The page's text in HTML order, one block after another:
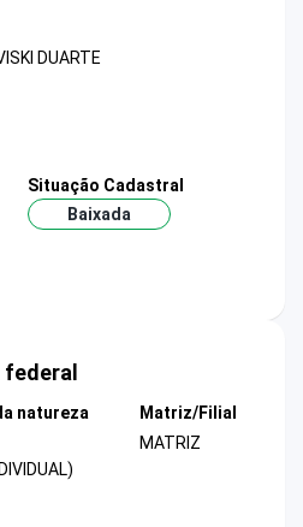
DUARTE
Situação Cadastral
Baixada
natureza
Matriz/Filial
MATRIZ